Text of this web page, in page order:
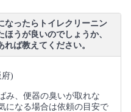
なったらトイレクリーニン
うが良いのでしょうか、
ば教えてください。
府)
み、便器の臭いが取れな
になる場合は依頼の目安で